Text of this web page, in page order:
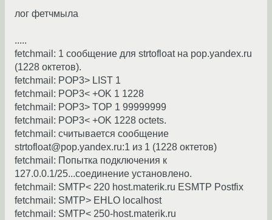
лог фетчмыла
.....
fetchmail: 1 сообщение для strtofloat на pop.yandex.ru
(1228 октетов).
fetchmail: POP3> LIST 1
fetchmail: POP3< +OK 1 1228
fetchmail: POP3> TOP 1 99999999
fetchmail: POP3< +OK 1228 octets.
fetchmail: считывается сообщение
strtofloat@pop.yandex.ru:1 из 1 (1228 октетов)
fetchmail: Попытка подключения к
127.0.0.1/25...соединение установлено.
fetchmail: SMTP< 220 host.materik.ru ESMTP Postfix
fetchmail: SMTP> EHLO localhost
fetchmail: SMTP< 250-host.materik.ru